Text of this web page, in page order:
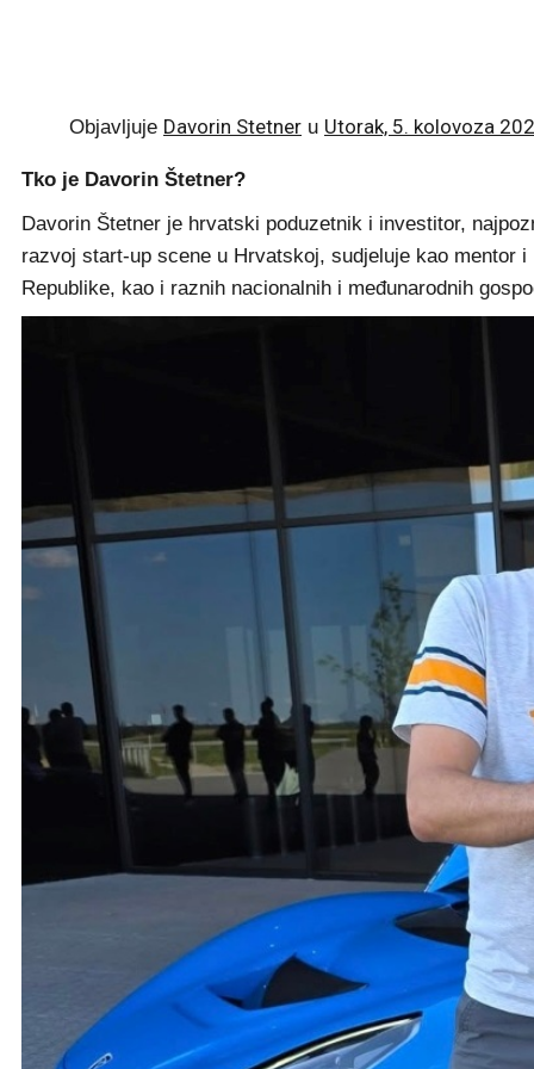
Objavljuje Davorin Stetner u Utorak, 5. kolovoza
Tko je Davorin Štetner?
Davorin Štetner je hrvatski poduzetnik i investitor,
razvoj start-up scene u Hrvatskoj, sudjeluje kao mentor
Republike, kao i raznih nacionalnih i međunarodnih